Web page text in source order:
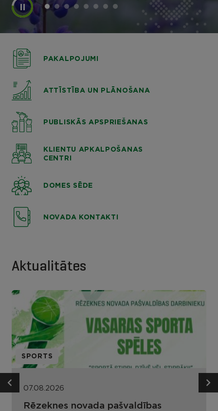
PAKALPOJUMI
ATTĪSTĪBA UN PLĀNOŠANA
PUBLISKĀS APSPRIEŠANAS
KLIENTU APKALPOŠANAS
CENTRI
DOMES SĒDE
NOVADA KONTAKTI
Aktualitātes
SPORTS
07.08.2026
Rēzeknes novada pašvaldības